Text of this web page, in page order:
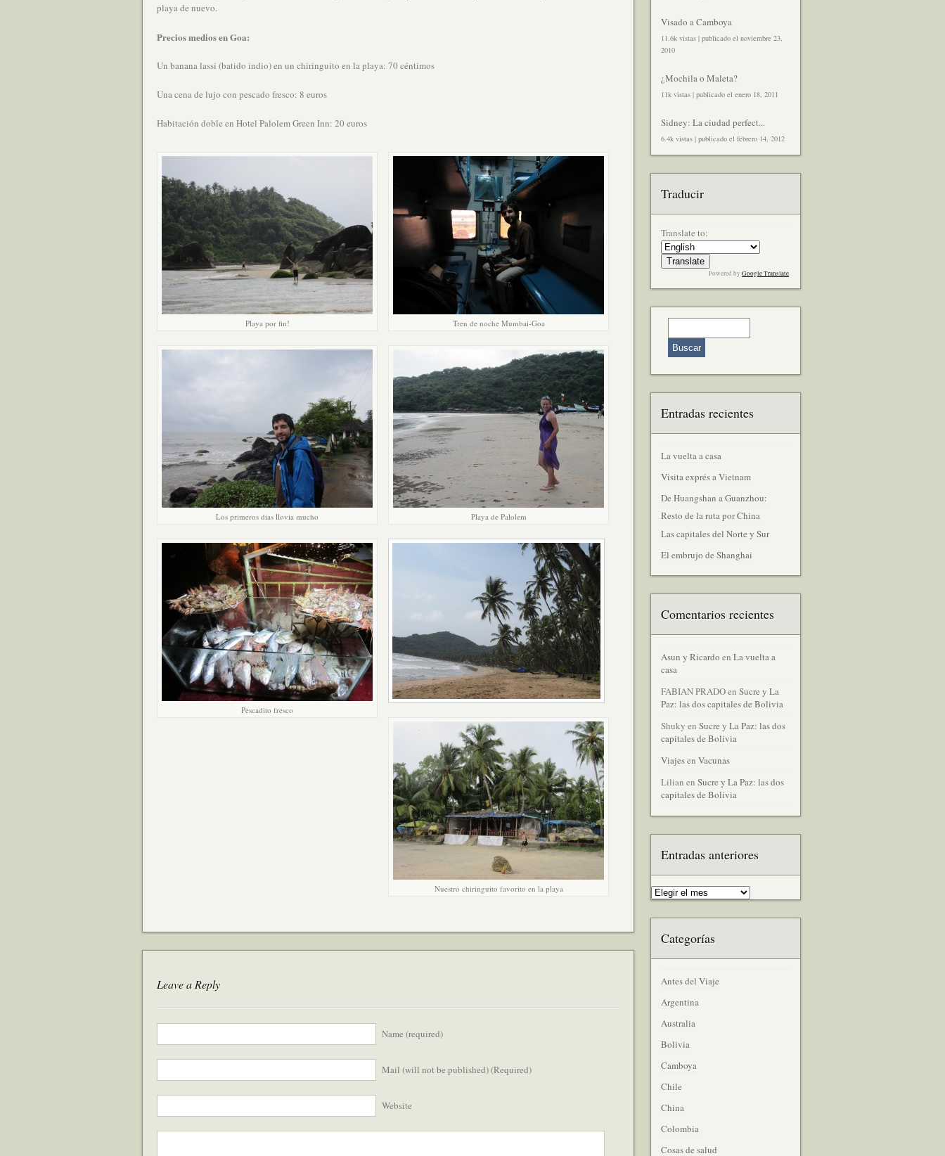
playa de nuevo.
Precios medios en Goa:
Un banana lassi (batido indio) en un chiringuito en la playa: 70 céntimos
Una cena de lujo con pescado fresco: 8 euros
Habitación doble en Hotel Palolem Green Inn: 20 euros
Playa por fin! Tren de noche Mumbai-Goa
Los primeros dias llovia mucho Playa de Palolem
Pescadito fresco
Nuestro chiringuito favorito en la playa
Leave a Reply
Name (required)
Mail (will not be published) (Required)
Website
Visado a Camboya
11.6k vistas | publicado el noviembre 23,
2010
¿Mochila o Maleta?
11k vistas | publicado el enero 18, 2011
Sidney: La ciudad perfect...
6.4k vistas | publicado el febrero 14, 2012
Traducir
Translate to:
Powered by Google Translate.
Entradas recientes
La vuelta a casa
Visita exprés a Vietnam
De Huangshan a Guanzhou:
Resto de la ruta por China
Las capitales del Norte y Sur
El embrujo de Shanghai
Comentarios recientes
Asun y Ricardo en La vuelta a
casa
FABIAN PRADOen Sucre y La
Paz: las dos capitales de Bolivia
Shuky en Sucre y La Paz: las dos
capitales de Bolivia
Viajesen Vacunas
Lilian en Sucre y La Paz: las dos
capitales de Bolivia
Entradas anteriores
Categorías
Antes del Viaje
Argentina
Australia
Bolivia
Camboya
Chile
China
Colombia
Cosas de salud